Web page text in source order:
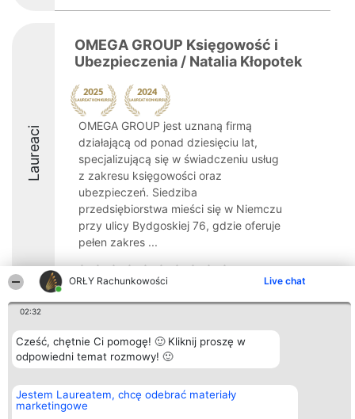
ORŁY Rachunkowości Live chat
02:32
Cześć, chętnie Ci pomogę! 🙂 Kliknij proszę w
odpowiedni temat rozmowy! 🙂
Jestem Laureatem, chcę odebrać materiały
marketingowe
Laureaci
OMEGA GROUP Księgowość i
Ubezpieczenia / Natalia Kłopotek
OMEGA GROUP jest uznaną firmą
działającą od ponad dziesięciu lat,
specjalizującą się w świadczeniu usług
z zakresu księgowości oraz
ubezpieczeń. Siedziba
przedsiębiorstwa mieści się w Niemczu
przy ulicy Bydgoskiej 76, gdzie oferuje
pełen zakres ...
Organizator plebiscytu
Bright Side Solutions sp. z o.
o. sp. k.
ul. Ruska 22
KRS 0000749100 | Regon
381313360 | NIP 8943132676
+48 508 492 400
Plebiscyt
Laureaci
Lista
wszystkich
Zasady
Regulamin
Kontakt
Kontakt